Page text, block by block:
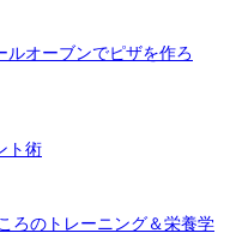
ルオーブンでピザを作ろ
ト術
ろのトレーニング＆栄養学